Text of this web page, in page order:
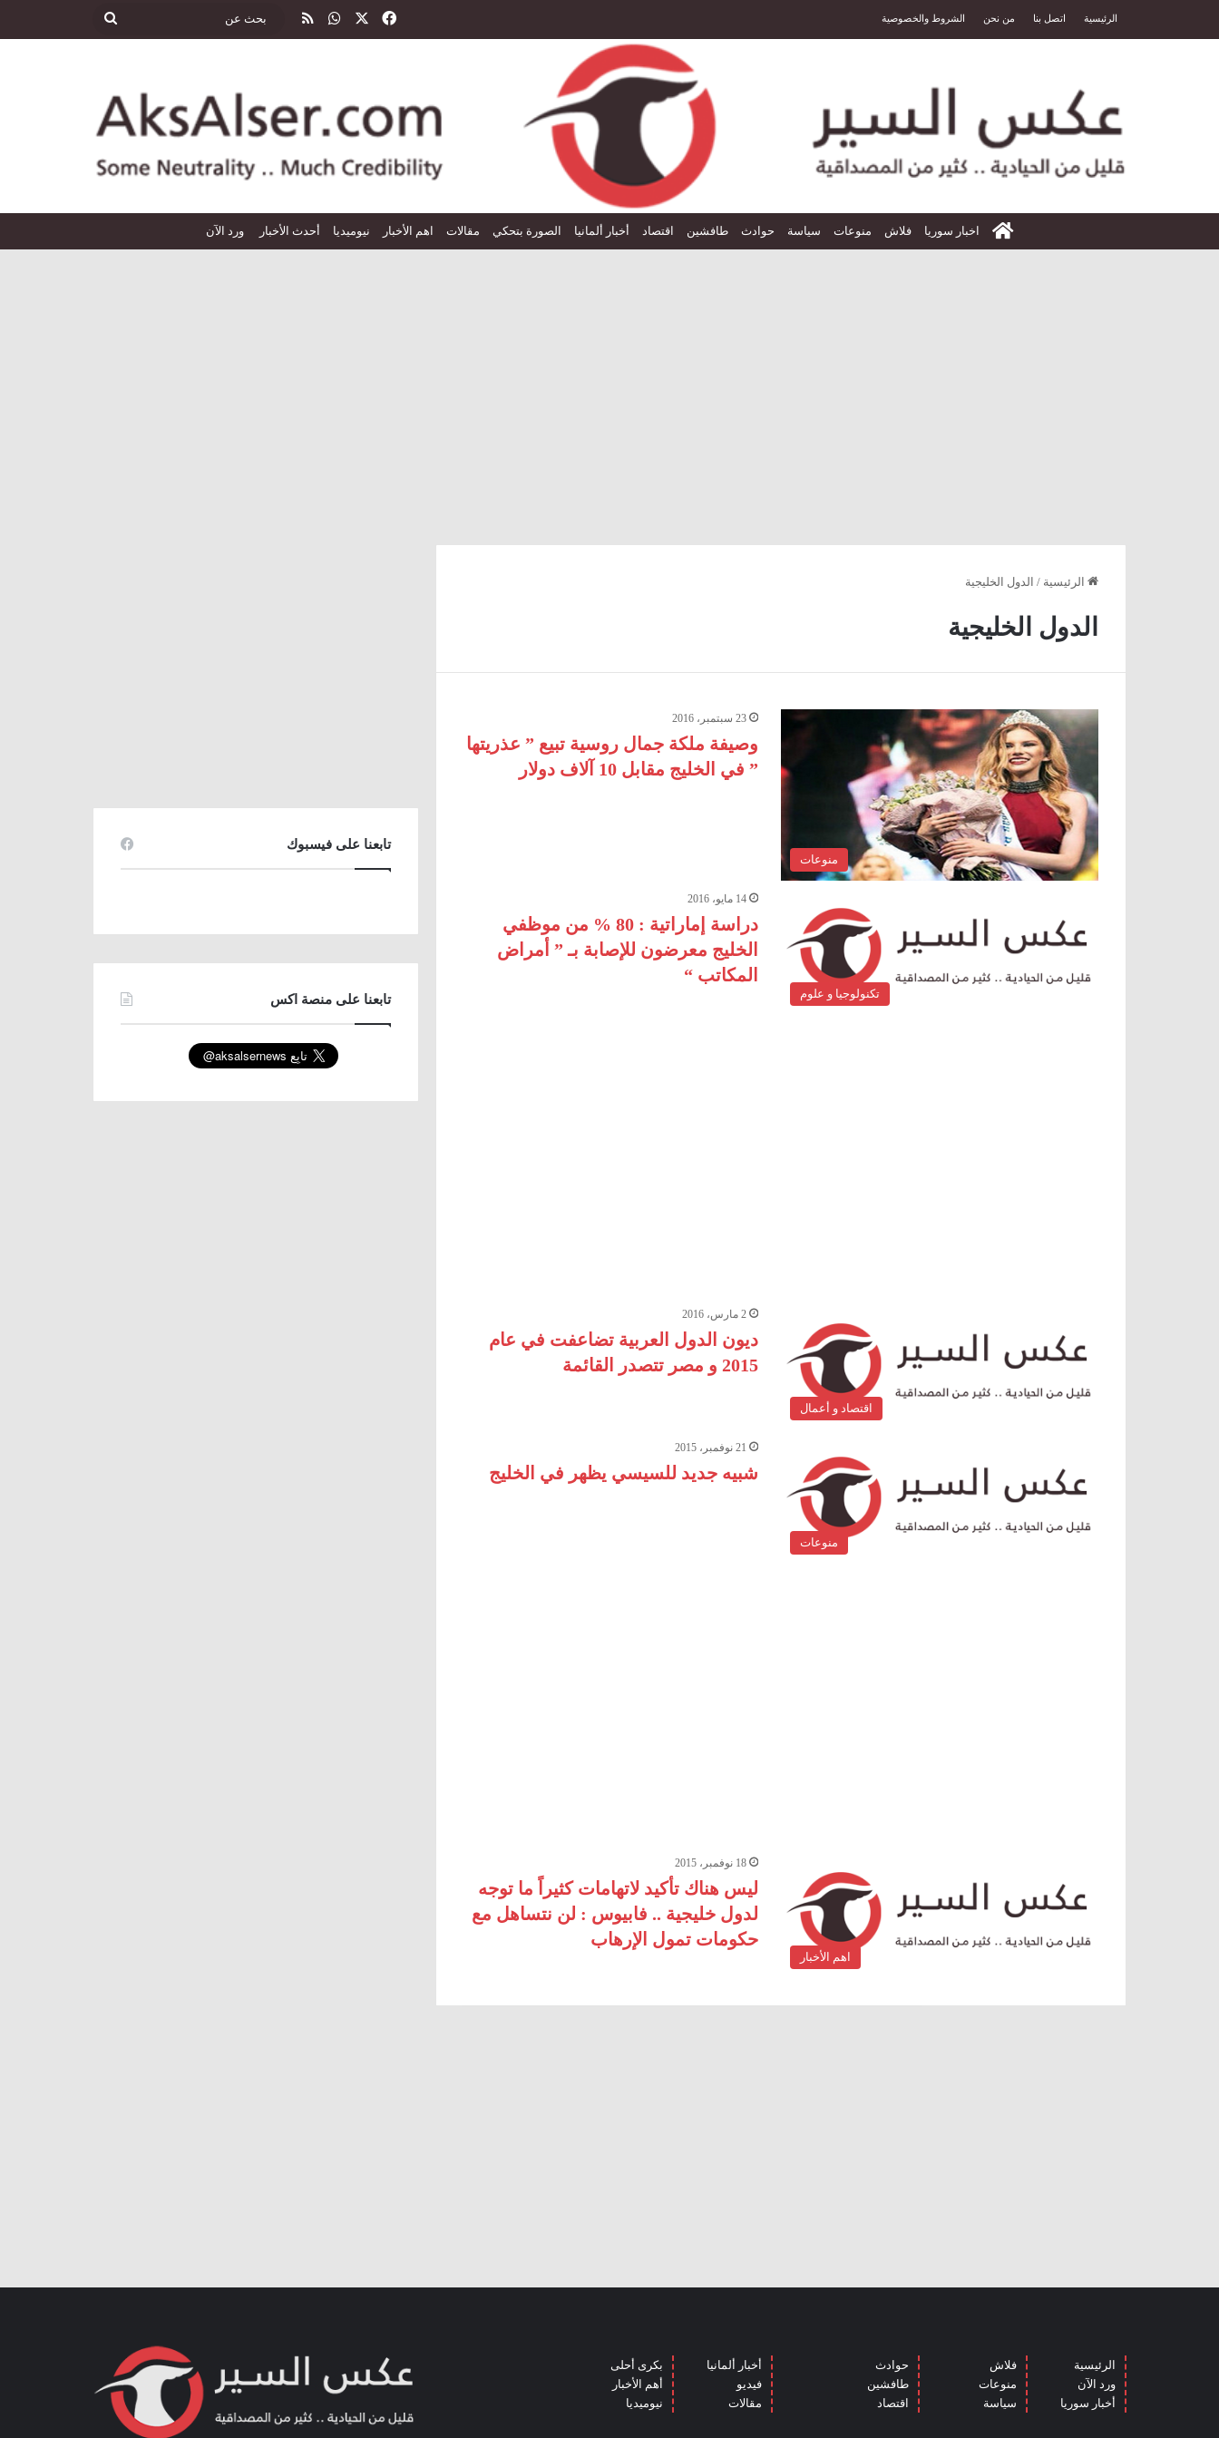
الرئيسية اتصل بنا من نحن الشروط والخصوصية فيسبوك واتسابملخص الموقع RSS بحث
الرئيسية
اخبار سوريا فلاش منوعات سياسة حوادث طافشين اقتصاد أخبار ألمانيا الصورة بتحكي مقالات اهم الأخبار نيوميديا أحدث الأخبار ورد الآن
الرئيسية / الدول الخليجية
الدول الخليجية
منوعات
23 سبتمبر، 2016
وصيفة ملكة جمال روسية تبيع ” عذريتها
” في الخليج مقابل 10 آلاف دولار
تكنولوجيا و علوم
14 مايو، 2016
دراسة إماراتية : 80 % من موظفي
الخليج معرضون للإصابة بـ ” أمراض
المكاتب “
اقتصاد و أعمال
2 مارس، 2016
ديون الدول العربية تضاعفت في عام
2015 و مصر تتصدر القائمة
منوعات
21 نوفمبر، 2015
شبيه جديد للسيسي يظهر في الخليج
اهم الأخبار
18 نوفمبر، 2015
ليس هناك تأكيد لاتهامات كثيراً ما توجه
لدول خليجية .. فابيوس : لن نتساهل مع
حكومات تمول الإرهاب
تابعنا على فيسبوك
تابعنا على منصة اكس
الرئيسية
ورد الآن
أخبار سوريا
فلاش
منوعات
سياسة
حوادث
طافشين
اقتصاد
أخبار ألمانيا
فيديو
مقالات
بكرى أحلى
أهم الأخبار
نيوميديا